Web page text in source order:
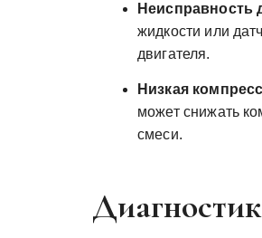
Неисправность
жидкости или
двигателя.
Низкая
может снижать
смеси.